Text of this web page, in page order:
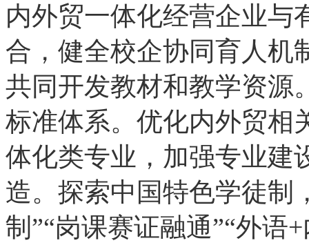
内外贸一体化经营企业与
合，健全校企协同育人机
共同开发教材和教学资源
标准体系。优化内外贸相
体化类专业，加强专业建
造。探索中国特色学徒制
制”“岗课赛证融通”“外语